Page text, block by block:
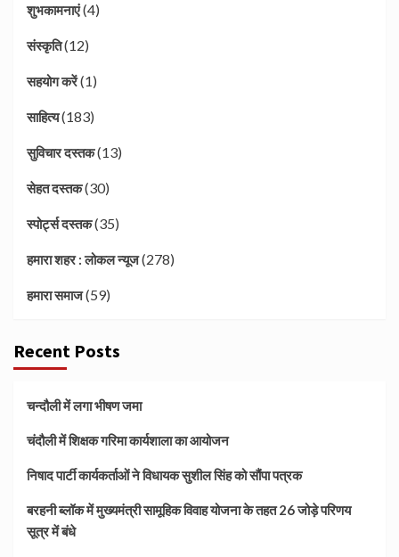
शुभकामनाएं(4)
संस्कृति(12)
सहयोग करें(1)
साहित्य(183)
सुविचार दस्तक(13)
सेहत दस्तक(30)
स्पोर्ट्स दस्तक(35)
हमारा शहर : लोकल न्यूज(278)
हमारा समाज(59)
Recent Posts
चन्दौली में लगा भीषण जमा
चंदौली में शिक्षक गरिमा कार्यशाला का आयोजन
निषाद पार्टी कार्यकर्ताओं ने विधायक सुशील सिंह को सौंपा पत्रक
बरहनी ब्लॉक में मुख्यमंत्री सामूहिक विवाह योजना के तहत 26 जोड़े परिणय
सूत्र में बंधे